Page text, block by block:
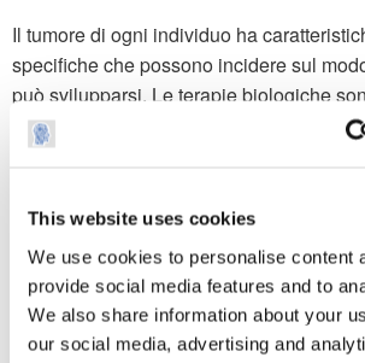
This website uses cookies
We use cookies to personalise content
provide social media features and to
We also share information about your
our social media, advertising and
Il tumore di ogni individuo ha
specifiche che possono incidere sul
può svilupparsi. Le terapie biologiche
concentrano su queste caratteristiche,
cellula tumorale di crescere e di dividersi.
Trattamenti più recenti, come la terapia
terapia protonica e farmaci che agiscono
molecolare sono impiegati meno
sempre più oggetto di sperimentazione
tumori della testa e del collo.